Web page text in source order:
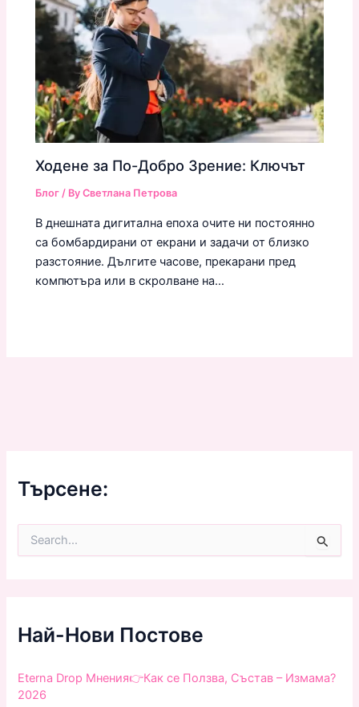
Ходене за По-Добро Зрение: Ключът
Блог / ByСветлана Петрова
В днешната дигитална епоха очите ни постоянно
са бомбардирани от екрани и задачи от близко
разстояние. Дългите часове, прекарани пред
компютъра или в скролване на…
Търсене:
f
o
:
Най-Нови Постове
Eterna Drop Мнения👉Как се Ползва, Състав – Измама?
2026